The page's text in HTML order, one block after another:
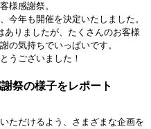
様感謝祭。
今年も開催を決定いたしました。
りましたが、たくさんのお客様
の気持ちでいっぱいです。
うございました！
祭の様子をレポート
ただけるよう、さまざまな企画を